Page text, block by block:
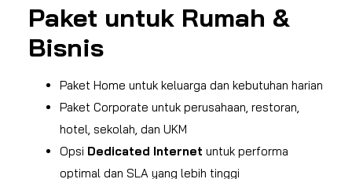
Paket untuk Rumah &
Bisnis
Paket Home untuk keluarga dan kebutuhan harian
Paket Corporate untuk perusahaan, restoran,
hotel, sekolah, dan UKM
Opsi Dedicated Internet untuk performa
optimal dan SLA yang lebih tinggi